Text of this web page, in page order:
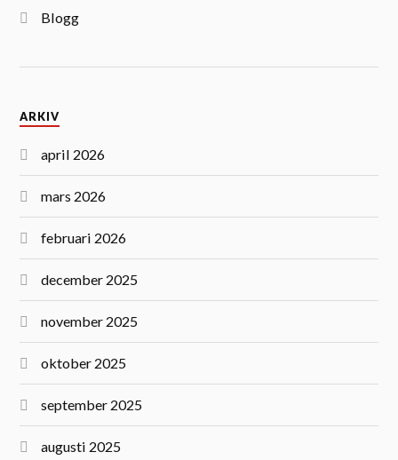
Blogg
ARKIV
april 2026
mars 2026
februari 2026
december 2025
november 2025
oktober 2025
september 2025
augusti 2025